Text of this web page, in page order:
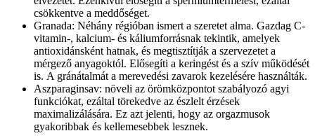
csökkentve a meddőséget.
Granada: Néhány régióban ismert a szeretet alma. Gazdag C-
vitamin-, kalcium- és káliumforrásnak tekintik, amelyek
antioxidánsként hatnak, és megtisztítják a szervezetet a
mérgező anyagoktól. Elősegíti a keringést és a szív működését
is. A gránátalmát a merevedési zavarok kezelésére használták.
Aszparaginsav: növeli az örömközpontot szabályozó agyi
funkciókat, ezáltal törekedve az észlelt érzések
maximalizálására. Ez azt jelenti, hogy az orgazmusok
gyakoribbak és kellemesebbek lesznek.